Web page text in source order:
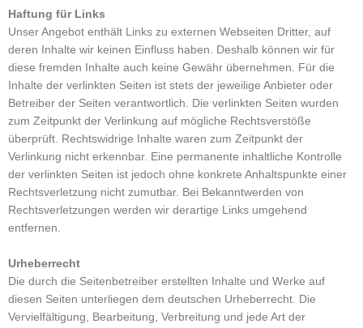
Haftung für Links
Unser Angebot enthält Links zu externen Webseiten Dritter, auf
deren Inhalte wir keinen Einfluss haben. Deshalb können wir für
diese fremden Inhalte auch keine Gewähr übernehmen. Für die
Inhalte der verlinkten Seiten ist stets der jeweilige Anbieter oder
Betreiber der Seiten verantwortlich. Die verlinkten Seiten wurden
zum Zeitpunkt der Verlinkung auf mögliche Rechtsverstöße
überprüft. Rechtswidrige Inhalte waren zum Zeitpunkt der
Verlinkung nicht erkennbar. Eine permanente inhaltliche Kontrolle
der verlinkten Seiten ist jedoch ohne konkrete Anhaltspunkte einer
Rechtsverletzung nicht zumutbar. Bei Bekanntwerden von
Rechtsverletzungen werden wir derartige Links umgehend
entfernen.
Urheberrecht
Die durch die Seitenbetreiber erstellten Inhalte und Werke auf
diesen Seiten unterliegen dem deutschen Urheberrecht. Die
Vervielfältigung, Bearbeitung, Verbreitung und jede Art der